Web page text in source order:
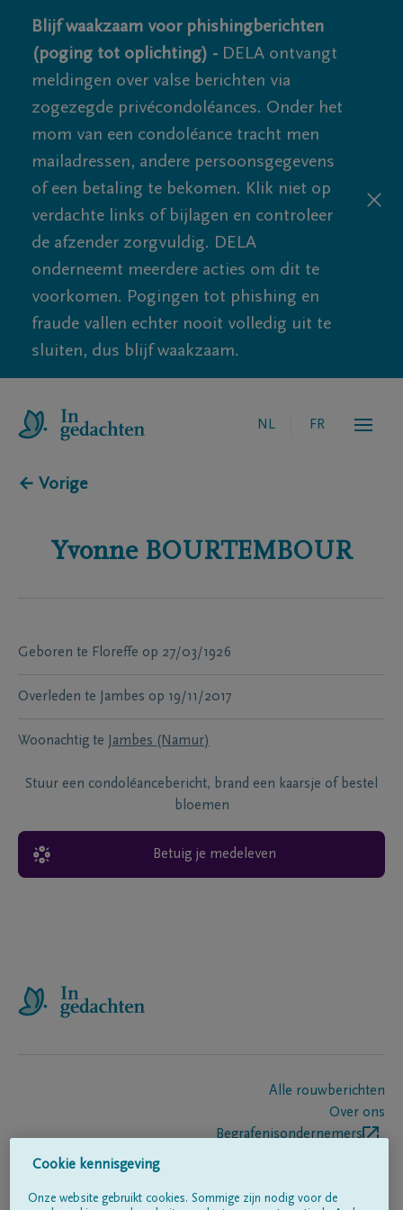
Blijf waakzaam voor phishingberichten
(poging tot oplichting) - DELA ontvangt
meldingen over valse berichten via
zogezegde privécondoléances. Onder het
mom van een condoléance tracht men
mailadressen, andere persoonsgegevens
of een betaling te bekomen. Klik niet op
verdachte links of bijlagen en controleer
de afzender zorgvuldig. DELA
onderneemt meerdere acties om dit te
voorkomen. Pogingen tot phishing en
fraude vallen echter nooit volledig uit te
sluiten, dus blijf waakzaam.
NL FR
← Vorige
Yvonne BOURTEMBOUR
Geboren te Floreffe op 27/03/1926
Overleden te Jambes op 19/11/2017
Woonachtig te Jambes (Namur)
Stuur een condoléancebericht, brand een kaarsje of bestel
bloemen
Betuig je medeleven
Alle rouwberichten
Over ons
Begrafenisondernemers
Cookie kennisgeving
Onze website gebruikt cookies. Sommige zijn nodig voor de